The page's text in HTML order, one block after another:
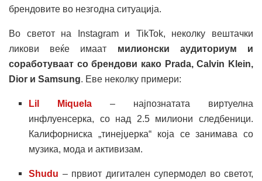
брендовите во незгодна ситуација.
Во светот на Instagram и TikTok, неколку вештачки
ликови веќе имаат милионски аудиториум и
соработуваат со брендови како Prada, Calvin Klein,
Dior и Samsung. Еве неколку примери:
Lil Miquela – најпознатата виртуелна
инфлуенсерка, со над 2.5 милиони следбеници.
Калифорниска „тинејџерка“ која се занимава со
музика, мода и активизам.
Shudu – првиот дигитален супермодел во светот,